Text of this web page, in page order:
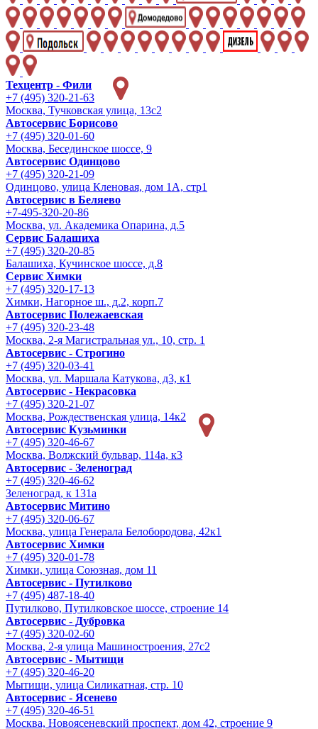
Техцентр - Фили
+7 (495) 320-21-63
Москва, Тучковская улица, 13с2
Автосервис Борисово
+7 (495) 320-01-60
Москва, Бесединское шоссе, 9
Автосервис Одинцово
+7 (495) 320-21-09
Одинцово, улица Кленовая, дом 1А, стр1
Автосервис в Беляево
+7-495-320-20-86
Москва, ул. Академика Опарина, д.5
Сервис Балашиха
+7 (495) 320-20-85
Балашиха, Кучинское шоссе, д.8
Сервис Химки
+7 (495) 320-17-13
Химки, Нагорное ш., д.2, корп.7
Автосервис Полежаевская
+7 (495) 320-23-48
Москва, 2-я Магистральная ул., 10, стр. 1
Автосервис - Строгино
+7 (495) 320-03-41
Москва, ул. Маршала Катукова, д3, к1
Автосервис - Некрасовка
+7 (495) 320-21-07
Москва, Рождественская улица, 14к2
Автосервис Кузьминки
+7 (495) 320-46-67
Москва, Волжский бульвар, 114а, к3
Автосервис - Зеленоград
+7 (495) 320-46-62
Зеленоград, к 131а
Автосервис Митино
+7 (495) 320-06-67
Москва, улица Генерала Белобородова, 42к1
Автосервис Химки
+7 (495) 320-01-78
Химки, улица Союзная, дом 11
Автосервис - Путилково
+7 (495) 487-18-40
Путилково, Путилковское шоссе, строение 14
Автосервис - Дубровка
+7 (495) 320-02-60
Москва, 2-я улица Машиностроения, 27с2
Автосервис - Мытищи
+7 (495) 320-46-20
Мытищи, улица Силикатная, стр. 10
Автосервис - Ясенево
+7 (495) 320-46-51
Москва, Новоясеневский проспект, дом 42, строение 9